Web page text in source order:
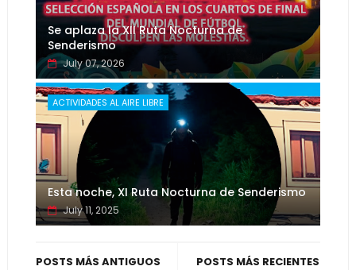
Se aplaza la XII Ruta Nocturna de
Senderismo
July 07, 2026
ACTIVIDADES AL AIRE LIBRE
Esta noche, XI Ruta Nocturna de Senderismo
July 11, 2025
POSTS MÁS RECIENTES
POSTS MÁS ANTIGUOS